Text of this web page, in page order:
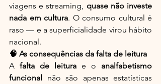
viagens e streaming, quase não investe
nada em cultura. O consumo cultural é
raso — e a superficialidade virou hábito
nacional.
🧠 As consequências da falta de leitura
A falta de leitura e o analfabetismo
funcional não são apenas estatísticas